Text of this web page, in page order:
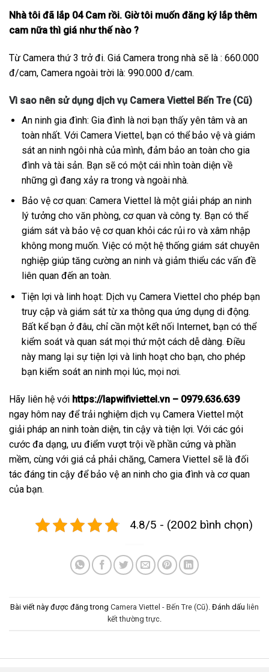
Nhà tôi đã lắp 04 Cam rồi. Giờ tôi muốn đăng ký lắp thêm
cam nữa thì giá như thế nào ?
Từ Camera thứ 3 trở đi. Giá Camera trong nhà sẽ là : 660.000
đ/cam, Camera ngoài trời là: 990.000 đ/cam.
Vì sao nên sử dụng dịch vụ Camera Viettel Bến Tre (Cũ)
An ninh gia đình: Gia đình là nơi bạn thấy yên tâm và an
toàn nhất. Với Camera Viettel, bạn có thể bảo vệ và giám
sát an ninh ngôi nhà của mình, đảm bảo an toàn cho gia
đình và tài sản. Bạn sẽ có một cái nhìn toàn diện về
những gì đang xảy ra trong và ngoài nhà.
Bảo vệ cơ quan: Camera Viettel là một giải pháp an ninh
lý tưởng cho văn phòng, cơ quan và công ty. Bạn có thể
giám sát và bảo vệ cơ quan khỏi các rủi ro và xâm nhập
không mong muốn. Việc có một hệ thống giám sát chuyên
nghiệp giúp tăng cường an ninh và giảm thiểu các vấn đề
liên quan đến an toàn.
Tiện lợi và linh hoạt: Dịch vụ Camera Viettel cho phép bạn
truy cập và giám sát từ xa thông qua ứng dụng di động.
Bất kể bạn ở đâu, chỉ cần một kết nối Internet, bạn có thể
kiểm soát và quan sát mọi thứ một cách dễ dàng. Điều
này mang lại sự tiện lợi và linh hoạt cho bạn, cho phép
bạn kiểm soát an ninh mọi lúc, mọi nơi.
Hãy liên hệ với https://lapwifiviettel.vn – 0979.636.639
ngay hôm nay để trải nghiệm dịch vụ Camera Viettel một
giải pháp an ninh toàn diện, tin cậy và tiện lợi. Với các gói
cước đa dạng, ưu điểm vượt trội về phần cứng và phần
mềm, cùng với giá cả phải chăng, Camera Viettel sẽ là đối
tác đáng tin cậy để bảo vệ an ninh cho gia đình và cơ quan
của bạn.
4.8/5 - (2002 bình chọn)
Bài viết này được đăng trong Camera Viettel - Bến Tre (Cũ). Đánh dấu liên
kết thường trực.